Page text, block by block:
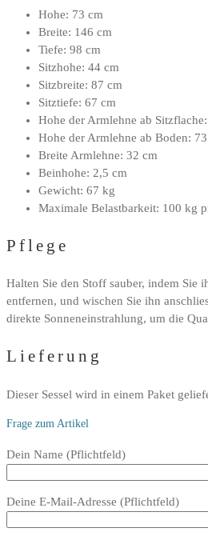
Hohe: 73 cm
Breite: 146 cm
Tiefe: 98 cm
Sitzhohe: 44 cm
Sitzbreite: 87 cm
Sitztiefe: 67 cm
Hohe der Armlehne ab
Hohe der Armlehne ab Boden:
Breite Armlehne: 32 cm
Beinhohe: 2,5 cm
Gewicht: 67 kg
Maximale Belastbarkeit: 100 kg
Pflege
Halten Sie den Stoff sauber, indem Sie
entfernen, und wischen Sie ihn
direkte Sonneneinstrahlung, um die
Lieferung
Dieser Sessel wird in einem Paket
Frage zum Artikel
Bitte
Feld
Dein Name (Pflichtfeld)
Deine E-Mail-Adresse (Pflichtfeld)